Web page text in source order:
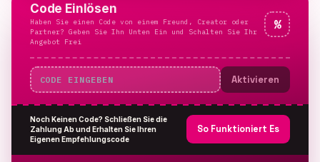
Code Einlösen
Haben Sie einen Code von einem Freund, Creator oder
Partner? Geben Sie Ihn Unten Ein und Schalten Sie Ihr
Angebot Frei
%
Aktivieren
Noch Keinen Code? Schließen Sie die
Zahlung Ab und Erhalten Sie Ihren
Eigenen Empfehlungscode
So Funktioniert Es